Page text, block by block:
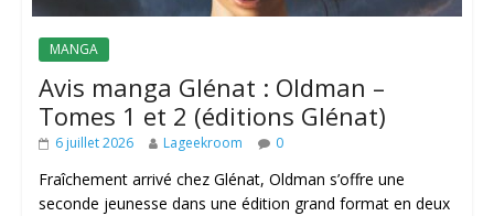
MANGA
Avis manga Glénat : Oldman –
Tomes 1 et 2 (éditions Glénat)
6 juillet 2026 Lageekroom 0
Fraîchement arrivé chez Glénat, Oldman s’offre une
seconde jeunesse dans une édition grand format en deux